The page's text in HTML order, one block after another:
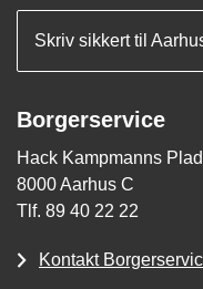
Skriv sikkert til
Borgerservice
Hack Kampmanns
8000 Aarhus C
Tlf. 89 40 22 22
Kontakt